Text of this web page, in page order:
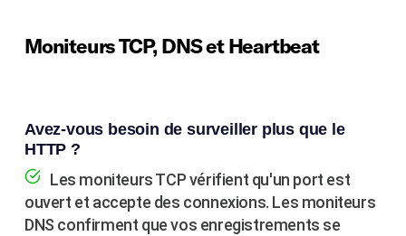
Moniteurs TCP, DNS et Heartbeat
Avez-vous besoin de surveiller plus que le
HTTP ?
Les moniteurs TCP vérifient qu'un port est
ouvert et accepte des connexions. Les moniteurs
DNS confirment que vos enregistrements se